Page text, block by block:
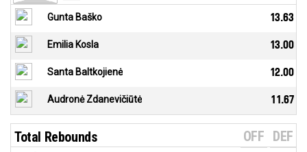
Gunta Baško 13.63
Emilia Kosla 13.00
Santa Baltkojienė 12.00
Audronė Zdanevičiūtė 11.67
Total Rebounds OFF DEF